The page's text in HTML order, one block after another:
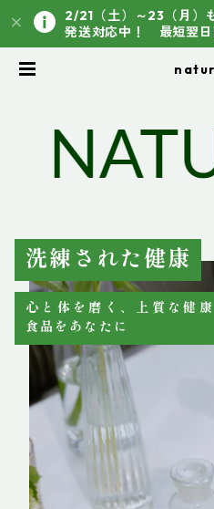
2/21（土）～23（月）
発送対応中！ 最短翌日
洗練された健康
心と体を磨く、上質な健康
食品をあなたに